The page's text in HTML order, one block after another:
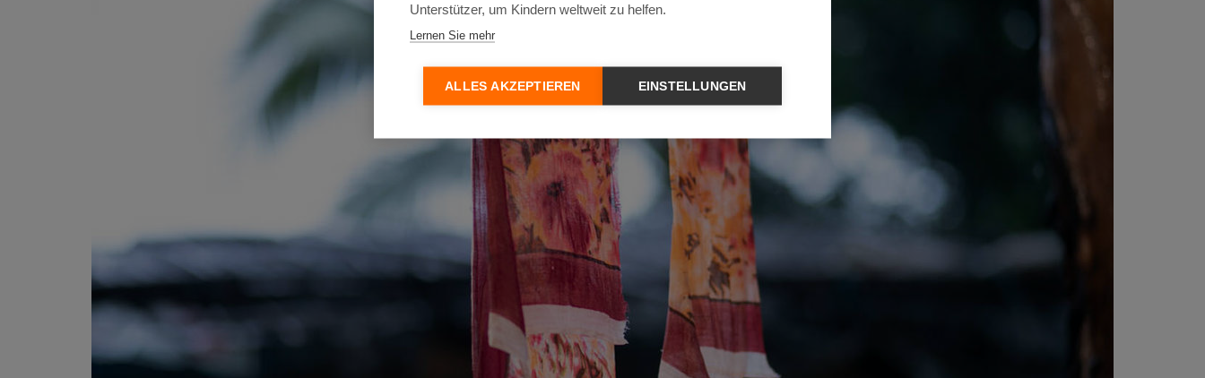
Unterstützer, um Kindern weltweit zu helfen.
Lernen Sie mehr
ALLES AKZEPTIEREN EINSTELLUNGEN